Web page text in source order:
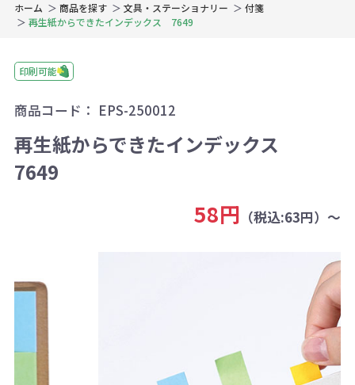
ホーム 商品を探す 文具・ステーショナリー
付箋
再生紙からできたインデックス 7649
印刷可能
商品コード： EPS-250012
再生紙からできたインデックス
7649
58円 （税込:63円）～